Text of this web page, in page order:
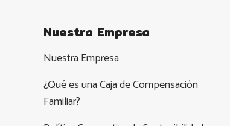
Nuestra Empresa
Nuestra Empresa
¿Qué es una Caja de Compensación
Familiar?